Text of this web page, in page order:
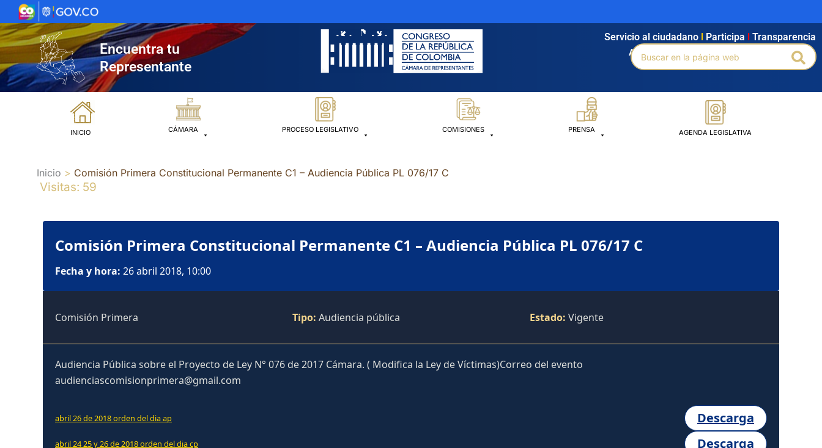
al
contenido
Encuentra tu
Representante
Agendamiento Intranet Búsqueda avanzada
Servicio al ciudadano Participa Transparencia
Buscar
por:
INICIO CÁMARA PROCESO LEGISLATIVO COMISIONES PRENSA AGENDA LEGISLATIVA
Inicio Comisión Primera Constitucional Permanente C1 – Audiencia Pública PL 076/17 C
Visitas: 59
Comisión Primera Constitucional Permanente C1 – Audiencia Pública PL 076/17 C
Fecha y hora: 26 abril 2018, 10:00
Comisión Primera Tipo: Audiencia pública Estado: Vigente
Audiencia Pública sobre el Proyecto de Ley N° 076 de 2017 Cámara. ( Modifica la Ley de Víctimas)Correo del evento
audienciascomisionprimera@gmail.com
abril 26 de 2018 orden del dia ap Descarga
abril 24 25 y 26 de 2018 orden del dia cp Descarga